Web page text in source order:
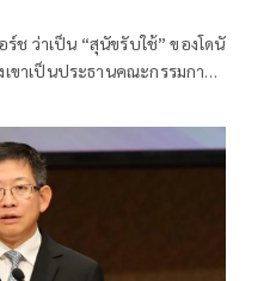
ร์ช ว่าเป็น “สุนัขรับใช้” ของโดนั
ขาเป็นประธานคณะกรรมการ
ราดอกเบี้ยหลักจะต้องลดลง
ความสะดวกในการชำระหนี้
น